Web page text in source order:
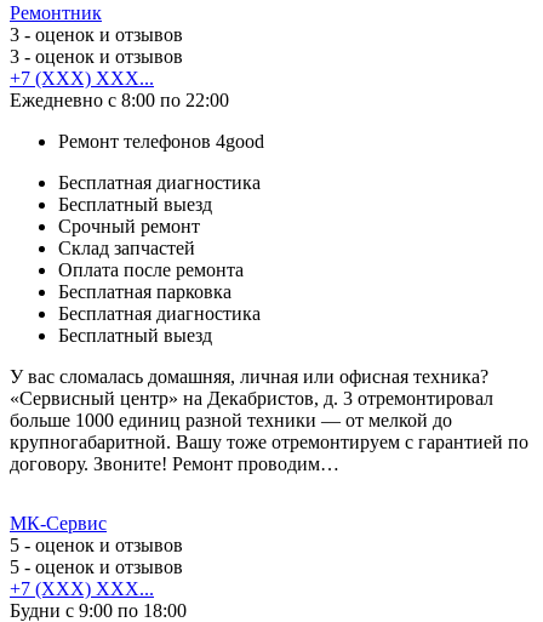
Ремонтник
3 - оценок и отзывов
3 - оценок и отзывов
+7 (XXX) XXX...
Ежедневно с 8:00 по 22:00
Ремонт телефонов 4good
Бесплатная диагностика
Бесплатный выезд
Срочный ремонт
Cклад запчастей
Оплата после ремонта
Бесплатная парковка
Бесплатная диагностика
Бесплатный выезд
У вас сломалась домашняя, личная или офисная техника?
«Сервисный центр» на Декабристов, д. 3 отремонтировал
больше 1000 единиц разной техники — от мелкой до
крупногабаритной. Вашу тоже отремонтируем с гарантией по
договору. Звоните! Ремонт проводим…
МК-Сервис
5 - оценок и отзывов
5 - оценок и отзывов
+7 (XXX) XXX...
Будни с 9:00 по 18:00